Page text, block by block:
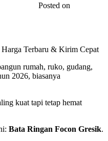
Posted on
rumah, ruko, gudang,
2026, biasanya
kuat tapi tetap hemat
Bata Ringan Focon Gresik.